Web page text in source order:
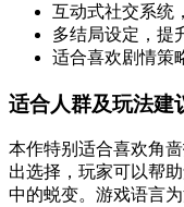
互动式社交系统
多结局设定，提
适合喜欢剧情策
适合人群及玩法建
本作特别适合喜欢角
出选择，玩家可以帮
中的蜕变。游戏语言